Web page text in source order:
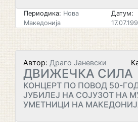
Периодика: Нова
Македонија
Датум:
Автор: Драго Јаневски
ДВИЖЕЧКА СИЛА
КОНЦЕРТ ПО ПОВОД 50-
ЈУБИЛЕЈ НА СОЈУЗОТ НА
УМЕТНИЦИ НА